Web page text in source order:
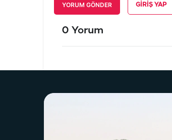
YORUM GÖNDER GIRIŞ YAP
0 Yorum